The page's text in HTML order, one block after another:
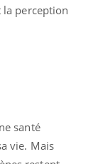
perception
santé
vie. Mais